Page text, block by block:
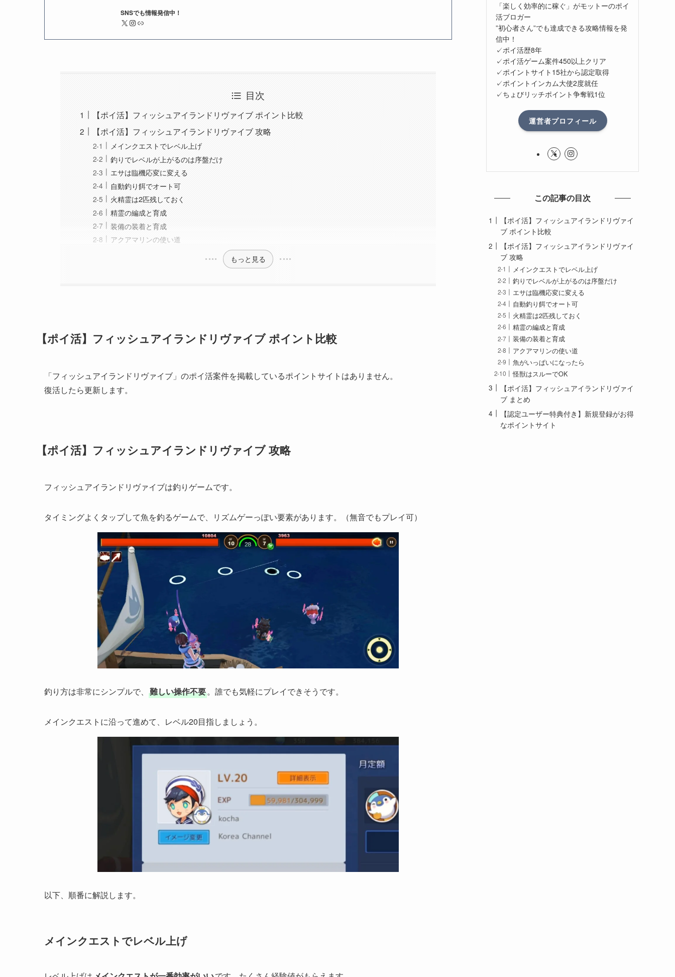
SNSでも情報発信中！
X Instagram リンク
目次
【ポイ活】フィッシュアイランドリヴァイブ ポイント比較
【ポイ活】フィッシュアイランドリヴァイブ 攻略
メインクエストでレベル上げ
釣りでレベルが上がるのは序盤だけ
エサは臨機応変に変える
自動釣り餌でオート可
火精霊は2匹残しておく
精霊の編成と育成
装備の装着と育成
アクアマリンの使い道
もっと見る
【ポイ活】フィッシュアイランドリヴァイブ ポイント比較
「フィッシュアイランドリヴァイブ」のポイ活案件を掲載しているポイントサイトはありません。
復活したら更新します。
【ポイ活】フィッシュアイランドリヴァイブ 攻略
フィッシュアイランドリヴァイブは釣りゲームです。
タイミングよくタップして魚を釣るゲームで、リズムゲーっぽい要素があります。（無音でもプレイ可）
釣り方は非常にシンプルで、 難しい操作不要。誰でも気軽にプレイできそうです。
メインクエストに沿って進めて、レベル20目指しましょう。
以下、順番に解説します。
メインクエストでレベル上げ
「楽しく効率的に稼ぐ」がモットーのポイ
活ブロガー
”初心者さん”でも達成できる攻略情報を発
信中！
✓ポイ活歴8年
✓ポイ活ゲーム案件450以上クリア
✓ポイントサイト15社から認定取得
✓ポイントインカム大使2度就任
✓ちょびリッチポイント争奪戦1位
運営者プロフィール
この記事の目次
【ポイ活】フィッシュアイランドリヴァイ
ブ ポイント比較
【ポイ活】フィッシュアイランドリヴァイ
ブ 攻略
メインクエストでレベル上げ
釣りでレベルが上がるのは序盤だけ
エサは臨機応変に変える
自動釣り餌でオート可
火精霊は2匹残しておく
精霊の編成と育成
装備の装着と育成
アクアマリンの使い道
魚がいっぱいになったら
怪獣はスルーでOK
【ポイ活】フィッシュアイランドリヴァイ
ブ まとめ
【認定ユーザー特典付き】新規登録がお得
なポイントサイト